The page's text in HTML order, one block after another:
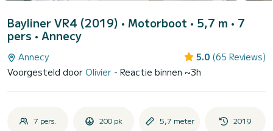
Bayliner VR4 (2019) • Motorboot • 5,7 m • 7
pers • Annecy
Annecy 5.0 (65 Reviews)
Voorgesteld door Olivier - Reactie binnen ~3h
7 pers. 200 pk 5,7 meter 2019